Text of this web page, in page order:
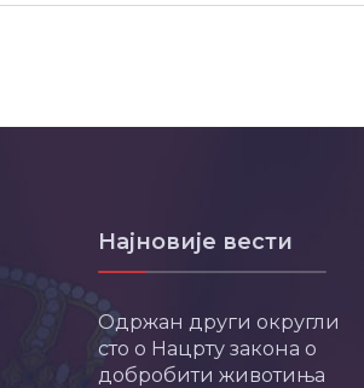
Најновије вести
Одржан други округли
сто о Нацрту закона о
добробити животиња